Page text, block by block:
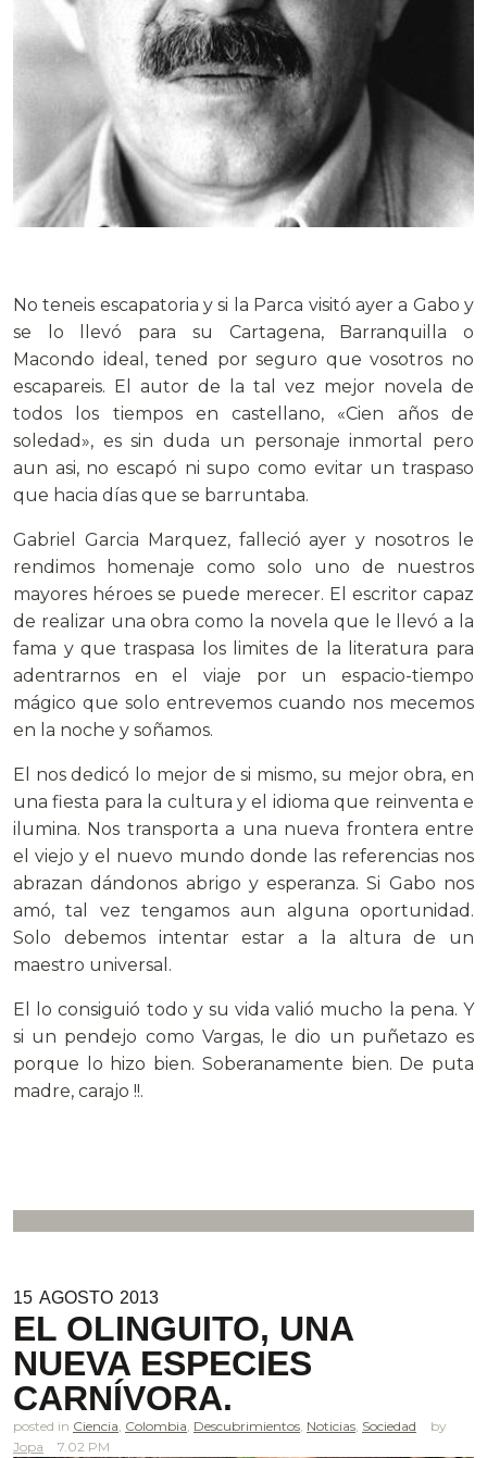
No teneis escapatoria y si la Parca visitó ayer a Gabo y
se lo llevó para su Cartagena, Barranquilla o
Macondo ideal, tened por seguro que vosotros no
escapareis. El autor de la tal vez mejor novela de
todos los tiempos en castellano, «Cien años de
soledad», es sin duda un personaje inmortal pero
aun asi, no escapó ni supo como evitar un traspaso
que hacia días que se barruntaba.
Gabriel Garcia Marquez, falleció ayer y nosotros le
rendimos homenaje como solo uno de nuestros
mayores héroes se puede merecer. El escritor capaz
de realizar una obra como la novela que le llevó a la
fama y que traspasa los limites de la literatura para
adentrarnos en el viaje por un espacio-tiempo
mágico que solo entrevemos cuando nos mecemos
en la noche y soñamos.
El nos dedicó lo mejor de si mismo, su mejor obra, en
una fiesta para la cultura y el idioma que reinventa e
ilumina. Nos transporta a una nueva frontera entre
el viejo y el nuevo mundo donde las referencias nos
abrazan dándonos abrigo y esperanza. Si Gabo nos
amó, tal vez tengamos aun alguna oportunidad.
Solo debemos intentar estar a la altura de un
maestro universal.
El lo consiguió todo y su vida valió mucho la pena. Y
si un pendejo como Vargas, le dio un puñetazo es
porque lo hizo bien. Soberanamente bien. De puta
madre, carajo !!.
15 AGOSTO 2013
EL OLINGUITO, UNA
NUEVA ESPECIES
CARNÍVORA.
posted in Ciencia Colombia Descubrimientos Noticias Sociedad
Jopa
7.02 PM